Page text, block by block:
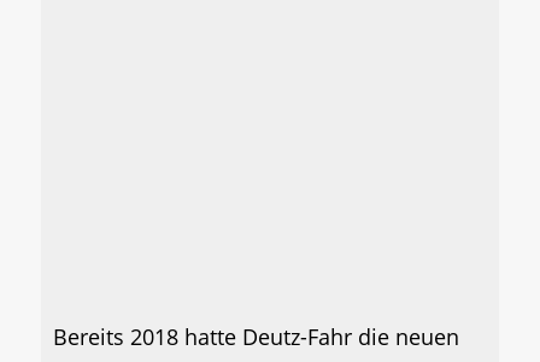
Bereits 2018 hatte Deutz-Fahr die neuen